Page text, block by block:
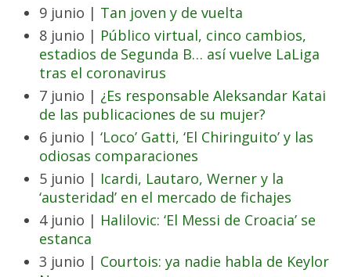
9 junio | Tan joven y de vuelta
8 junio | Público virtual, cinco cambios,
estadios de Segunda B… así vuelve LaLiga
tras el coronavirus
7 junio | ¿Es responsable Aleksandar Katai
de las publicaciones de su mujer?
6 junio | ‘Loco’ Gatti, ‘El Chiringuito’ y las
odiosas comparaciones
5 junio | Icardi, Lautaro, Werner y la
‘austeridad’ en el mercado de fichajes
4 junio | Halilovic: ‘El Messi de Croacia’ se
estanca
3 junio | Courtois: ya nadie habla de Keylor